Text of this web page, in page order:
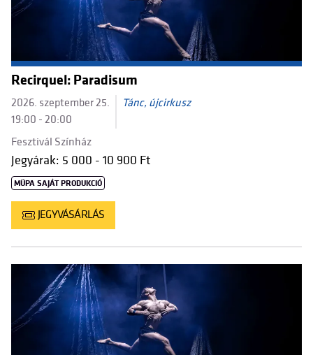
Recirquel: Paradisum
2026. szeptember 25.
19:00 - 20:00
Tánc, újcirkusz
Fesztivál Színház
Jegyárak: 5 000 - 10 900 Ft
MÜPA SAJÁT PRODUKCIÓ
JEGYVÁSÁRLÁS